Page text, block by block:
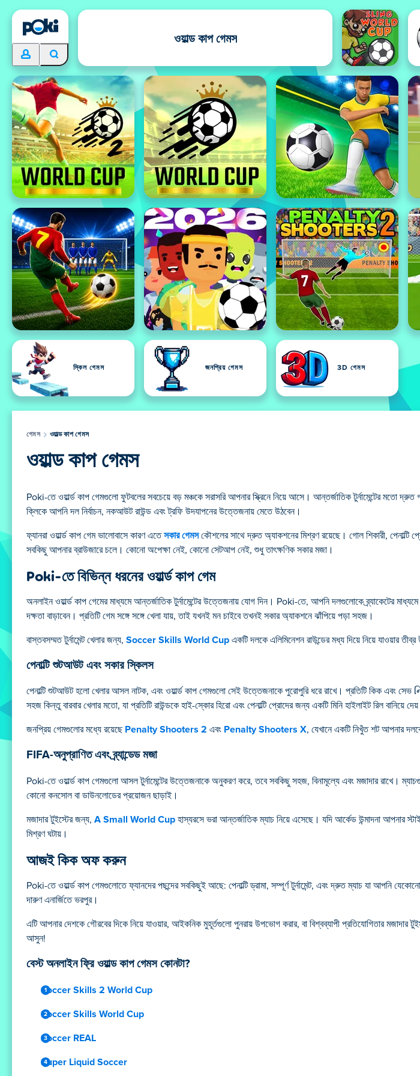
ওয়াল্ড কাপ গেমস
স্কিল গেমস জনপ্রিয় গেমস 3D গেমস
গেমস ওয়াল্ড কাপ গেমস
ওয়াল্ড কাপ গেমস
Poki-তে ওয়ার্ল্ড কাপ গেমগুলো ফুটবলের সবচেয়ে বড় মঞ্চকে সরাসরি আপনার স্ক্রিনে নিয়ে আসে। আন্তর্জাতিক টুর্নামেন্টের মতো
ক্লিকে আপনি দল নির্বাচন, নকআউট রাউন্ড এবং ট্রফি উদযাপনের উত্তেজনায় মেতে উঠবেন।
ফ্যানরা ওয়ার্ল্ড কাপ গেম ভালোবাসে কারণ এতেসকার গেমসকৌশলের সাথে দ্রুত অ্যাকশনের মিশ্রণ রয়েছে। গোল শিকারী, পেনাল্টি
সবকিছু আপনার ব্রাউজারে চলে। কোনো অপেক্ষা নেই, কোনো সেটআপ নেই, শুধু তাৎক্ষণিক সকার মজা।
Poki-তে বিভিন্ন ধরনের ওয়ার্ল্ড কাপ গেম
অনলাইন ওয়ার্ল্ড কাপ গেমের মাধ্যমে আন্তর্জাতিক টুর্নামেন্টের উত্তেজনায় যোগ দিন। Poki-তে, আপনি দলগুলোকে ব্র্যাকেটের
দক্ষতা বাড়াবেন। প্রতিটি গেম সঙ্গে সঙ্গে খেলা যায়, তাই যখনই মন চাইবে তখনই সকার অ্যাকশনে ঝাঁপিয়ে পড়া সহজ।
বাস্তবসম্মত টুর্নামেন্ট খেলার জন্য, Soccer Skills World Cup একটি দলকে এলিমিনেশন রাউন্ডের মধ্য দিয়ে নিয়ে যাওয়ার
পেনাল্টি শুটআউট এবং সকার স্কিলস
পেনাল্টি শুটআউট হলো খেলার আসল নাটক, এবং ওয়ার্ল্ড কাপ গেমগুলো সেই উত্তেজনাকে পুরোপুরি ধরে রাখে। প্রতিটি কিক এবং সেভ
সহজ কিন্তু বারবার খেলার মতো, যা প্রতিটি রাউন্ডকে হাই-স্কোর হিরো এবং পেনাল্টি প্রোদের জন্য একটি মিনি হাইলাইট রিল বানিয়ে
জনপ্রিয় গেমগুলোর মধ্যে রয়েছে Penalty Shooters 2 এবং Penalty Shooters X, যেখানে একটি নিখুঁত শট আপনার
FIFA-অনুপ্রাণিত এবং ব্র্যান্ডেড মজা
Poki-তে ওয়ার্ল্ড কাপ গেমগুলো আসল টুর্নামেন্টের উত্তেজনাকে অনুকরণ করে, তবে সবকিছু সহজ, বিনামূল্যে এবং মজাদার রাখে।
কোনো কনসোল বা ডাউনলোডের প্রয়োজন ছাড়াই।
মজাদার টুইস্টের জন্য, A Small World Cup হাস্যরসে ভরা আন্তর্জাতিক ম্যাচ নিয়ে এসেছে। যদি আর্কেড উন্মাদনা আপনার
মিশ্রণ ঘটায়।
আজই কিক অফ করুন
Poki-তে ওয়ার্ল্ড কাপ গেমগুলোতে ফ্যানদের পছন্দের সবকিছুই আছে: পেনাল্টি ড্রামা, সম্পূর্ণ টুর্নামেন্ট, এবং দ্রুত ম্যাচ যা আপনি
দারুণ এনার্জিতে ভরপুর।
এটি আপনার দেশকে গৌরবের দিকে নিয়ে যাওয়ার, আইকনিক মুহূর্তগুলো পুনরায় উপভোগ করার, বা বিশ্বব্যাপী প্রতিযোগিতার মজাদার
আসুন!
বেস্ট অনলাইন ফ্রি ওয়াল্ড কাপ গেমস কোনটা?
Soccer Skills 2 World Cup
Soccer Skills World Cup
Soccer REAL
Super Liquid Soccer